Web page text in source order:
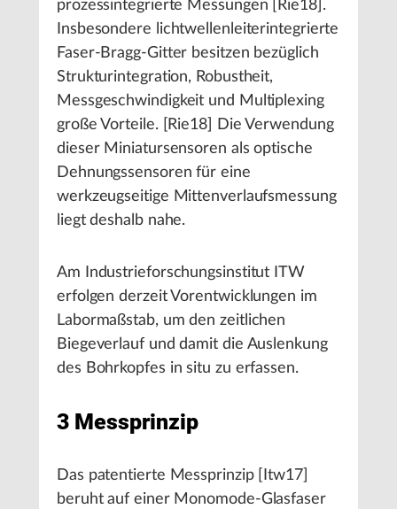
prozessintegrierte Messungen [Rie18].
Insbesondere lichtwellenleiterintegrierte
Faser-Bragg-Gitter besitzen bezüglich
Strukturintegration, Robustheit,
Messgeschwindigkeit und Multiplexing
große Vorteile. [Rie18] Die Verwendung
dieser Miniatursensoren als optische
Dehnungssensoren für eine
werkzeugseitige Mittenverlaufsmessung
liegt deshalb nahe.
Am Industrieforschungsinstitut ITW
erfolgen derzeit Vorentwicklungen im
Labormaßstab, um den zeitlichen
Biegeverlauf und damit die Auslenkung
des Bohrkopfes in situ zu erfassen.
3 Messprinzip
Das patentierte Messprinzip [Itw17]
beruht auf einer Monomode-Glasfaser